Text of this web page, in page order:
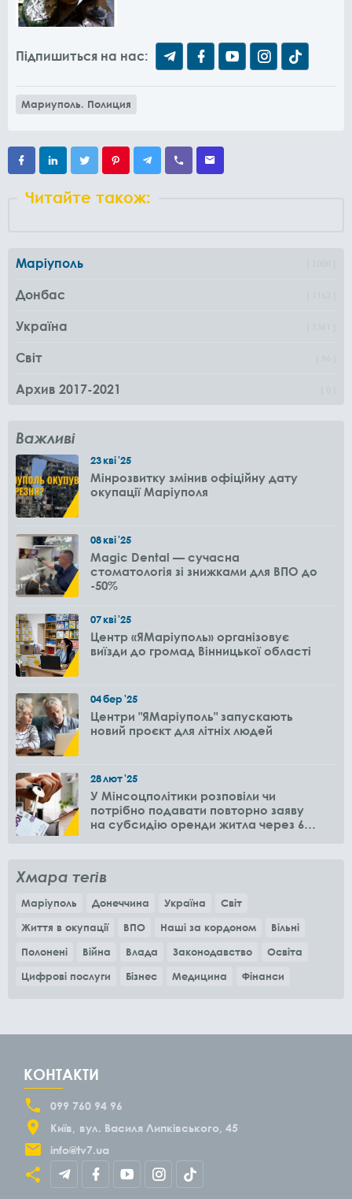
Підпишиться на нас:
Мариуполь. Полиция
Читайте також:
Маріуполь
Донбас
Україна
Світ
Архив 2017-2021
Важливі
23кві'25
Мінрозвитку змінив офіційну дату
окупації Маріуполя
08кві'25
Magic Dental — сучасна
стоматологія зі знижками для ВПО до
-50%
07кві'25
Центр «ЯМаріуполь» організовує
виїзди до громад Вінницької області
04бер'25
Центри "ЯМаріуполь" запускають
новий проєкт для літніх людей
28лют'25
У Мінсоцполітики розповіли чи
потрібно подавати повторно заяву
на субсидію оренди житла через 6
Хмара тегів
Маріуполь Донеччина Україна
Світ
Життя в окупації
ВПО Наші за кордоном
Вільні
Полонені
Війна Влада Законодавство
Освіта
Цифрові послуги
Бізнес Медицина Фінанси
КОНТАКТИ
099 760 94 96
Київ
вул. Василя Липківського, 45
info@tv7.ua